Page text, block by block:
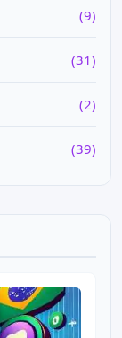
(9)
(31)
(2)
(39)